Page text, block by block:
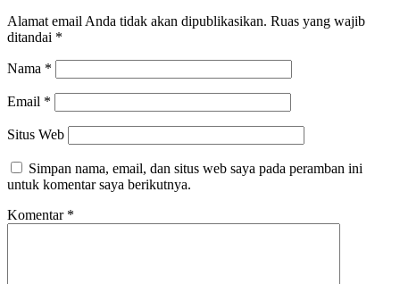
Alamat email Anda tidak akan dipublikasikan. Ruas yang wajib
ditandai *
Nama *
Email *
Situs Web
Simpan nama, email, dan situs web saya pada peramban ini
untuk komentar saya berikutnya.
Komentar *